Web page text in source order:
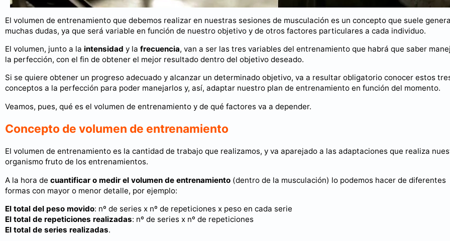
El volumen de entrenamiento que debemos realizar en nuestras sesiones de musculación es un concepto que suele
muchas dudas, ya que será variable en función de nuestro objetivo y de otros factores particulares a cada individuo.
El volumen, junto a la intensidad y la frecuencia, van a ser las tres variables del entrenamiento que habrá que saber
la perfección, con el fin de obtener el mejor resultado dentro del objetivo deseado.
Si se quiere obtener un progreso adecuado y alcanzar un determinado objetivo, va a resultar obligatorio conocer estos
conceptos a la perfección para poder manejarlos y, así, adaptar nuestro plan de entrenamiento en función del momento.
Veamos, pues, qué es el volumen de entrenamiento y de qué factores va a depender.
Concepto de volumen de entrenamiento
El volumen de entrenamiento es la cantidad de trabajo que realizamos, y va aparejado a las adaptaciones que realiza
organismo fruto de los entrenamientos.
A la hora de cuantificar o medir el volumen de entrenamiento (dentro de la musculación) lo podemos hacer de diferentes
formas con mayor o menor detalle, por ejemplo:
El total del peso movido: nº de series x nº de repeticiones x peso en cada serie
El total de repeticiones realizadas: nº de series x nº de repeticiones
El total de series realizadas.